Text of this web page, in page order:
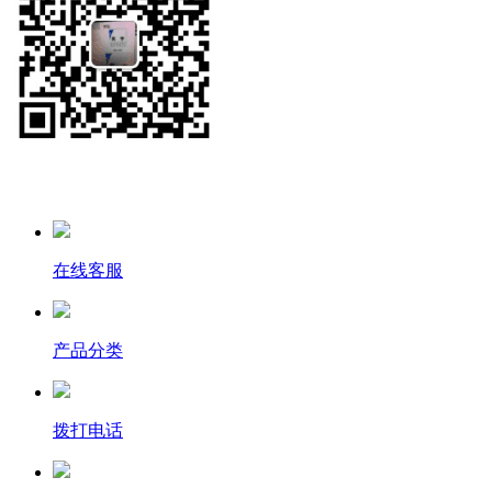
在线客服
产品分类
拨打电话